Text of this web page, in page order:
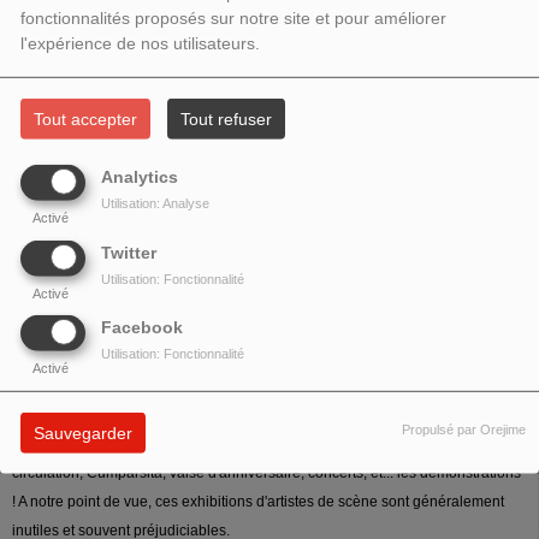
fonctionnalités proposés sur notre site et pour améliorer
l'expérience de nos utilisateurs.
Tout accepter Tout refuser
Analytics
Activé
Utilisation: Analyse
Twitter
Activé
Utilisation: Fonctionnalité
Facebook
Activé
Utilisation: Fonctionnalité
Sauvegarder Propulsé par Orejime
Nous complétons notre précédente émission sur les codes du bal avec
quelques indications supplémentaires sur les coutumes de la milonga :
circulation, Cumparsita, valse d'anniversaire, concerts, et... les démonstrations
! A notre point de vue, ces exhibitions d'artistes de scène sont généralement
inutiles et souvent préjudiciables.